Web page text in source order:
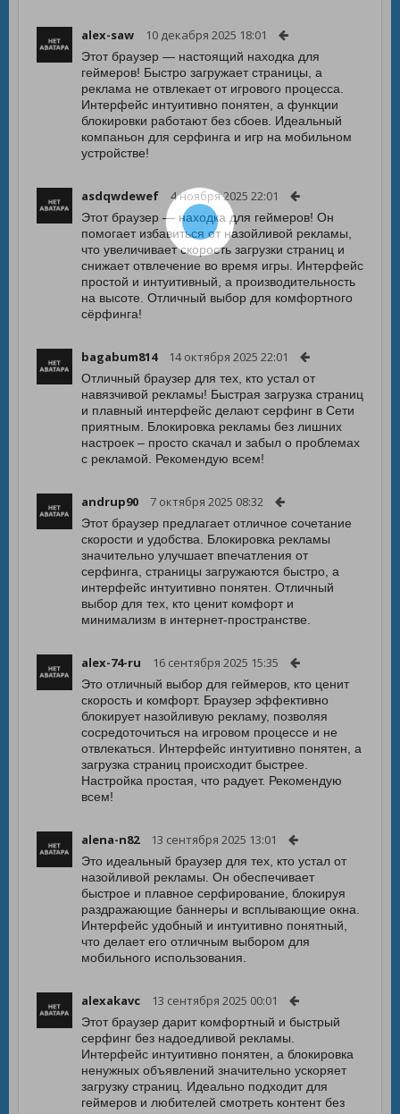
alex-saw 10 декабря 2025 18:01
Этот браузер — настоящий находка для
геймеров! Быстро загружает страницы, а
реклама не отвлекает от игрового процесса.
Интерфейс интуитивно понятен, а функции
блокировки работают без сбоев. Идеальный
компаньон для серфинга и игр на мобильном
устройстве!
asdqwdewef 4 ноября 2025 22:01
Этот браузер — находка для геймеров! Он
помогает избавиться от назойливой рекламы,
что увеличивает скорость загрузки страниц и
снижает отвлечение во время игры. Интерфейс
простой и интуитивный, а производительность
на высоте. Отличный выбор для комфортного
сёрфинга!
bagabum814 14 октября 2025 22:01
Отличный браузер для тех, кто устал от
навязчивой рекламы! Быстрая загрузка страниц
и плавный интерфейс делают серфинг в Сети
приятным. Блокировка рекламы без лишних
настроек – просто скачал и забыл о проблемах
с рекламой. Рекомендую всем!
andrup90 7 октября 2025 08:32
Этот браузер предлагает отличное сочетание
скорости и удобства. Блокировка рекламы
значительно улучшает впечатления от
серфинга, страницы загружаются быстро, а
интерфейс интуитивно понятен. Отличный
выбор для тех, кто ценит комфорт и
минимализм в интернет-пространстве.
alex-74-ru 16 сентября 2025 15:35
Это отличный выбор для геймеров, кто ценит
скорость и комфорт. Браузер эффективно
блокирует назойливую рекламу, позволяя
сосредоточиться на игровом процессе и не
отвлекаться. Интерфейс интуитивно понятен, а
загрузка страниц происходит быстрее.
Настройка простая, что радует. Рекомендую
всем!
alena-n82 13 сентября 2025 13:01
Это идеальный браузер для тех, кто устал от
назойливой рекламы. Он обеспечивает
быстрое и плавное серфирование, блокируя
раздражающие баннеры и всплывающие окна.
Интерфейс удобный и интуитивно понятный,
что делает его отличным выбором для
мобильного использования.
alexakavc 13 сентября 2025 00:01
Этот браузер дарит комфортный и быстрый
серфинг без надоедливой рекламы.
Интерфейс интуитивно понятен, а блокировка
ненужных объявлений значительно ускоряет
загрузку страниц. Идеально подходит для
геймеров и любителей смотреть контент без